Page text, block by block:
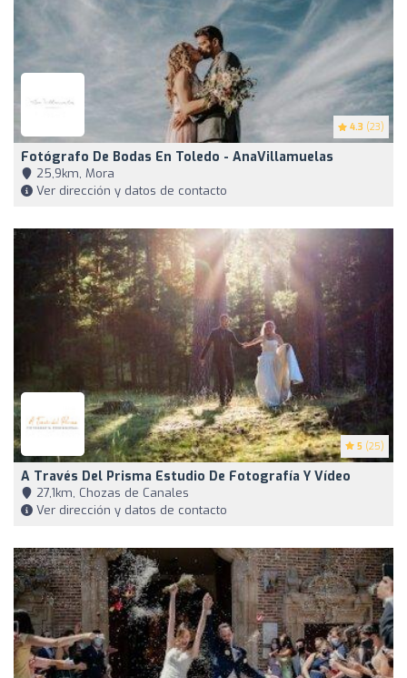
4.3 (23)
Fotógrafo De Bodas En Toledo - AnaVillamuelas
25,9km, Mora
Ver dirección y datos de contacto
5 (25)
A Través Del Prisma Estudio De Fotografía Y Vídeo
27,1km, Chozas de Canales
Ver dirección y datos de contacto